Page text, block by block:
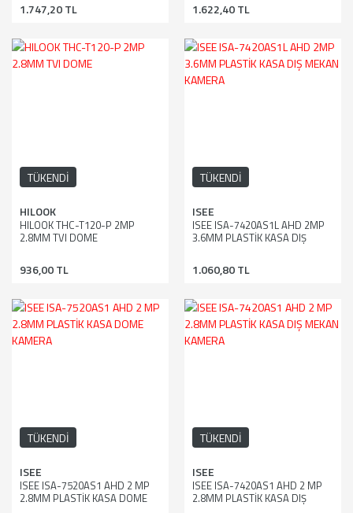
1.747,20 TL 1.622,40 TL
TÜKENDİ
HILOOK
HILOOK THC-T120-P 2MP
2.8MM TVI DOME
936,00 TL
TÜKENDİ
ISEE
ISEE ISA-7420AS1L AHD 2MP
3.6MM PLASTİK KASA DIŞ
1.060,80 TL
TÜKENDİ
ISEE
ISEE ISA-7520AS1 AHD 2 MP
2.8MM PLASTİK KASA DOME
TÜKENDİ
ISEE
ISEE ISA-7420AS1 AHD 2 MP
2.8MM PLASTİK KASA DIŞ